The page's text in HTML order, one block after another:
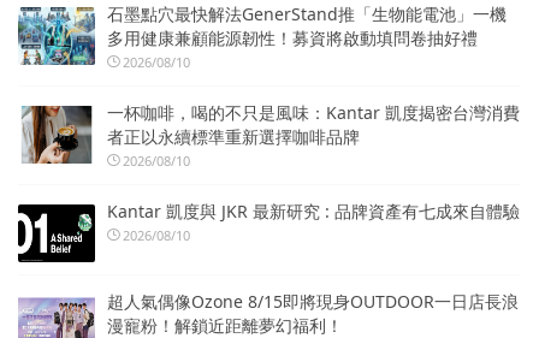
石墨點穴最快解法GenerStand推「生物能電池」一機
多用健康兼顧能源韌性！募資將啟動填問卷抽好禮
2026/08/10
一杯咖啡，喝的不只是風味：Kantar 凱度揭密台灣消費
者正以永續標準重新選擇咖啡品牌
2026/08/10
Kantar 凱度與 JKR 最新研究 : 品牌資產有七成來自體驗
2026/08/10
超人氣偶像Ozone 8/15即將現身OUTDOOR一日店長浪
漫寵粉！解鎖近距離夢幻福利！